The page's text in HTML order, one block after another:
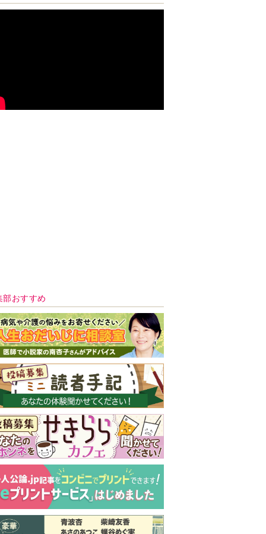
号 好評発売中！
実家の処分から終
の棲家までどうす
る？60代からの家
モンダイ
最新号
バックナンバー